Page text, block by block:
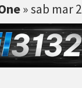
» sab mar